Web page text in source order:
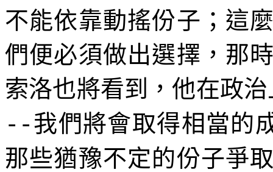
不能依靠動搖份子；這
們便必須做出選擇，那
索洛也將看到，他在政
--我們將會取得相當的
那些猶豫不定的份子爭